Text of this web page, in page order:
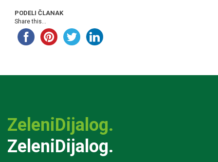
PODELI ČLANAK
Share this...
ZeleniDijalog.
ZeleniDijalog.